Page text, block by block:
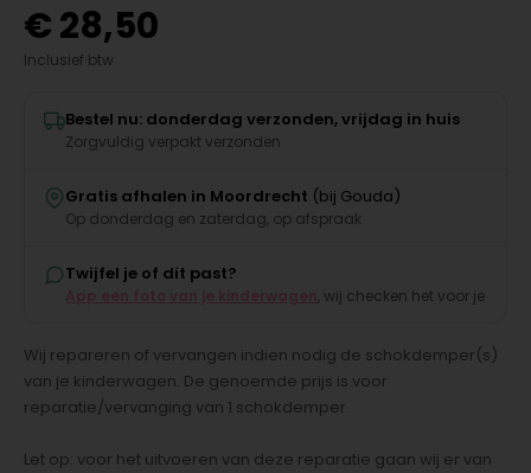
€28,50
Inclusief btw
Bestel nu: donderdag verzonden, vrijdag in huis
Zorgvuldig verpakt verzonden
Gratis afhalen in Moordrecht (bij Gouda)
Op donderdag en zaterdag, op afspraak
Twijfel je of dit past?
, wij checken het voor je
Wij repareren of vervangen indien nodig de schokdemper(s)
van je kinderwagen. De genoemde prijs is voor
reparatie/vervanging van 1 schokdemper.
Let op: voor het uitvoeren van deze reparatie gaan wij er van